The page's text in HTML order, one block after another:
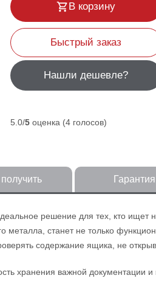
В корзину
Быстрый заказ
Нашли дешевле?
5.0/5оценка (4 голосов)
получить Гарантия
решение для тех, кто ищет
металла, станет не только
содержание ящика, не
хранения важной документации